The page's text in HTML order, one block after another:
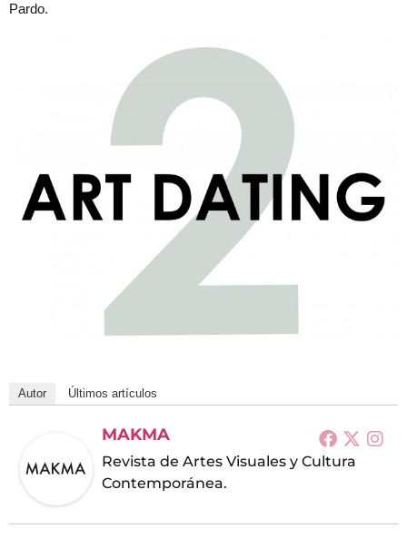
Pardo.
Autor Últimos artículos
MAKMA
Revista de Artes Visuales y Cultura
Contemporánea.